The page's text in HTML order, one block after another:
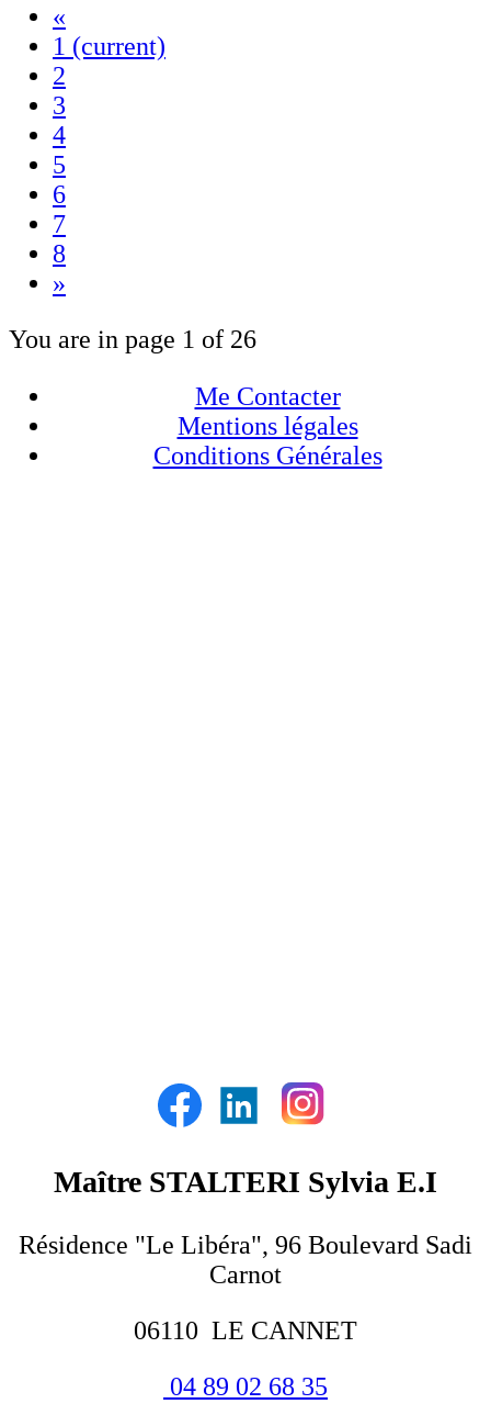
«
1 (current)
2
3
4
5
6
7
8
»
You are in page 1 of 26
Me Contacter
Mentions légales
Conditions Générales
Maître STALTERI Sylvia E.I
Résidence "Le Libéra", 96 Boulevard Sadi
Carnot
06110 LE CANNET
04 89 02 68 35